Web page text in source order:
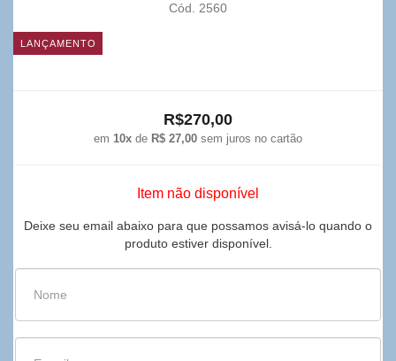
Cód. 2560
LANÇAMENTO
R$270,00
em 10x de R$ 27,00 sem juros no cartão
Item não disponível
Deixe seu email abaixo para que possamos avisá-lo quando o
produto estiver disponível.